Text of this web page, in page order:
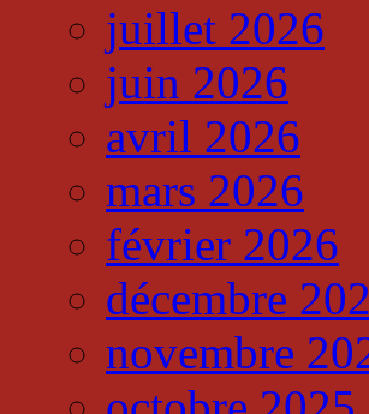
juillet 2026
juin 2026
avril 2026
mars 2026
février 2026
décembre
novembre